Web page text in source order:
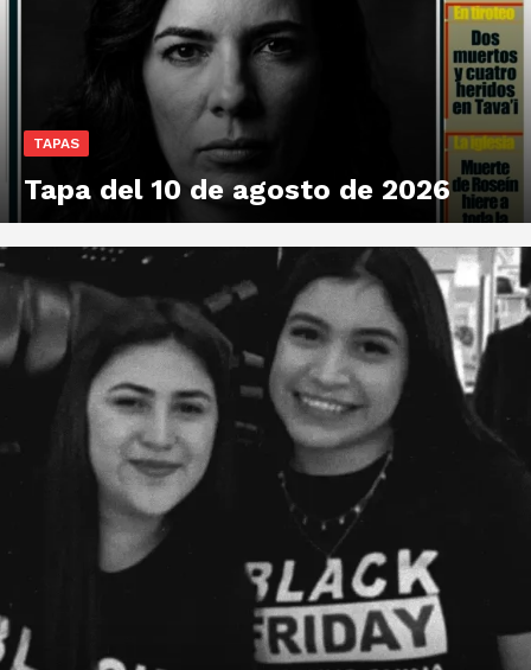
TAPAS
Tapa del 10 de agosto de 2026